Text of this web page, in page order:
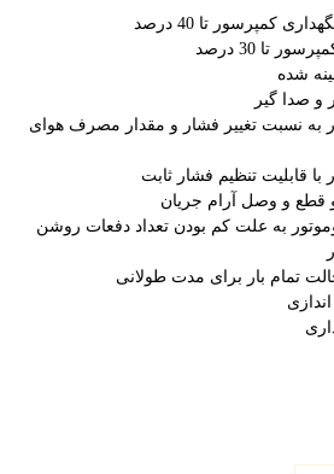
کمپرسور تا 40 درصد
تا 30 درصد
شده
و صدا گیر
به نسبت تغییر فشار و مقدار مصرف هوای
قابلیت تنظیم فشار ثابت
به علت کم بودن تعداد دفعات روشن
تمام بار برای مدت طولانی